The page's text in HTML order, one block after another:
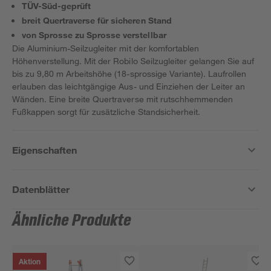
TÜV-Süd-geprüft
breit Quertraverse für sicheren Stand
von Sprosse zu Sprosse verstellbar
Die Aluminium-Seilzugleiter mit der komfortablen
Höhenverstellung. Mit der Robilo Seilzugleiter gelangen Sie auf
bis zu 9,80 m Arbeitshöhe (18-sprossige Variante). Laufrollen
erlauben das leichtgängige Aus- und Einziehen der Leiter an
Wänden. Eine breite Quertraverse mit rutschhemmenden
Fußkappen sorgt für zusätzliche Standsicherheit.
Eigenschaften
Datenblätter
Ähnliche Produkte
Aktion